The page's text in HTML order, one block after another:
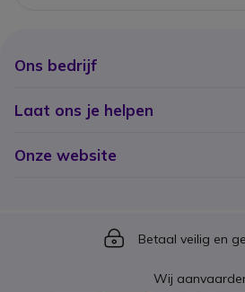
Ons bedrijf
Laat ons je helpen
Onze website
Icon
Betaal veilig en
Wij